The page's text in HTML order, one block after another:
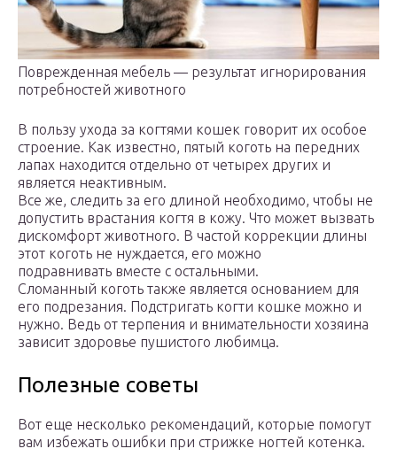
Поврежденная мебель — результат игнорирования
потребностей животного
В пользу ухода за когтями кошек говорит их особое
строение. Как известно, пятый коготь на передних
лапах находится отдельно от четырех других и
является неактивным.
Все же, следить за его длиной необходимо, чтобы не
допустить врастания когтя в кожу. Что может вызвать
дискомфорт животного. В частой коррекции длины
этот коготь не нуждается, его можно
подравнивать вместе с остальными.
Сломанный коготь также является основанием для
его подрезания. Подстригать когти кошке можно и
нужно. Ведь от терпения и внимательности хозяина
зависит здоровье пушистого любимца.
Полезные советы
Вот еще несколько рекомендаций, которые помогут
вам избежать ошибки при стрижке ногтей котенка.